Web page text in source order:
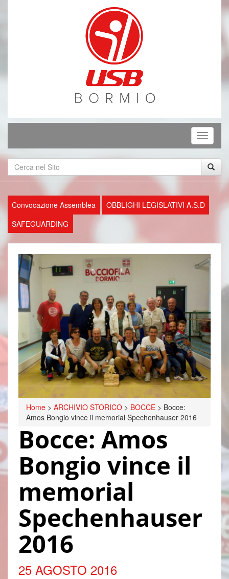
Mostra
o
Convocazione Assemblea
OBBLIGHI LEGISLATIVI A.S.D
SAFEGUARDING
Home > ARCHIVIO STORICO > BOCCE > Bocce:
Amos Bongio vince il memorial Spechenhauser 2016
Bocce: Amos
Bongio vince il
memorial
Spechenhauser
2016
25 AGOSTO 2016